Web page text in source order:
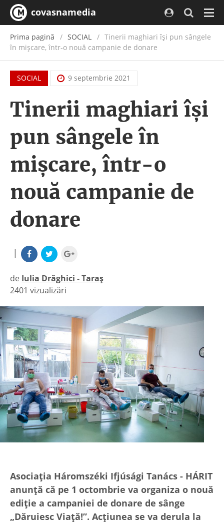
covasnamedia
Prima pagină SOCIAL
Tinerii maghiari își pun sângele
în mișcare, într-o nouă campanie de donare
SOCIAL 9 septembrie 2021
Tinerii maghiari își
pun sângele în
mișcare, într-o
nouă campanie de
donare
|
de Iulia Drăghici - Taraș
|
2401 vizualizări
Asociația Háromszéki Ifjúsági Tanács - HÁRIT
anunță că pe 1 octombrie va organiza o nouă
ediție a campaniei de donare de sânge
„Dăruiesc Viață!”. Acțiunea se va derula la